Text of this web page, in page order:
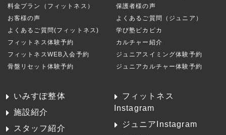
料金プラン（フィットネス）
お客様の声
よくあるご質問(フィットネス)
フィットネス体験予約
フィットネスWEB入会予約
骨盤リセット体験予約
保護者様の声
よくあるご質問（ジュニア）
学び塾ピカピカ
カルチャー紹介
ジュニアスイミング体験予約
ジュニアカルチャー体験予約
いみすぽ整体
施設紹介
スタッフ紹介
フィットネス
Instagram
ジュニアInstagram